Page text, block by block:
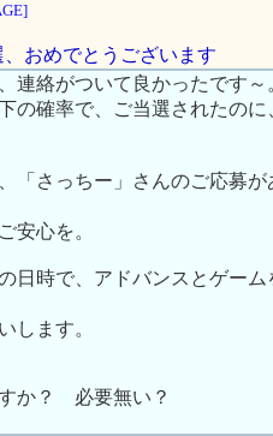
おめでとうございます
連絡がついて良かったです～
の確率で、ご当選されたの
「さっちー」さんのご応募
安心を。
日時で、アドバンスとゲー
します。
か？ 必要無い？